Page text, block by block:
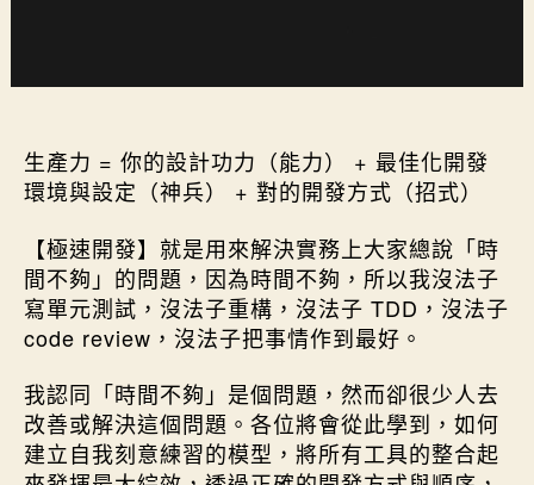
生產力 = 你的設計功力（能力） + 最佳化開發
環境與設定（神兵） + 對的開發方式（招式）
【極速開發】就是用來解決實務上大家總說「時
間不夠」的問題，因為時間不夠，所以我沒法子
寫單元測試，沒法子重構，沒法子 TDD，沒法子
code review，沒法子把事情作到最好。
我認同「時間不夠」是個問題，然而卻很少人去
改善或解決這個問題。各位將會從此學到，如何
建立自我刻意練習的模型，將所有工具的整合起